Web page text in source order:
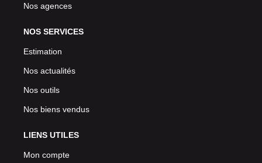
Nos agences
NOS SERVICES
Estimation
Nos actualités
Nos outils
Nos biens vendus
LIENS UTILES
Mon compte